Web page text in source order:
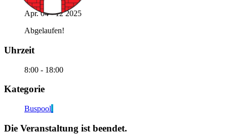
Apr. 04 - 12 2025
Abgelaufen!
Uhrzeit
8:00 - 18:00
Kategorie
Buspool
Die Veranstaltung ist beendet.